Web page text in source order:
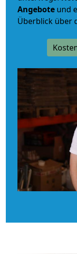
Angebote und
Überblick über